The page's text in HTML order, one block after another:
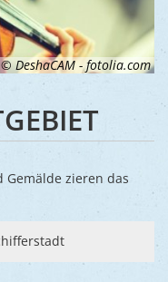
© DeshaCAM - fotolia.com
zieren das